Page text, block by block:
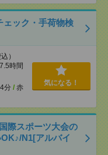
ェック・手荷物検
）
時間
分 / 赤
気になる！
際スポーツ大会の
N1[アルバイ